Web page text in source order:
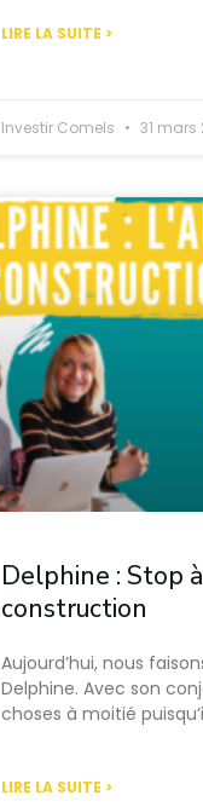
LIRE LA SUITE >
Investir Comels 31 mars
Delphine : Stop
construction
Aujourd’hui, nous
Delphine. Avec son
choses à moitié
LIRE LA SUITE >